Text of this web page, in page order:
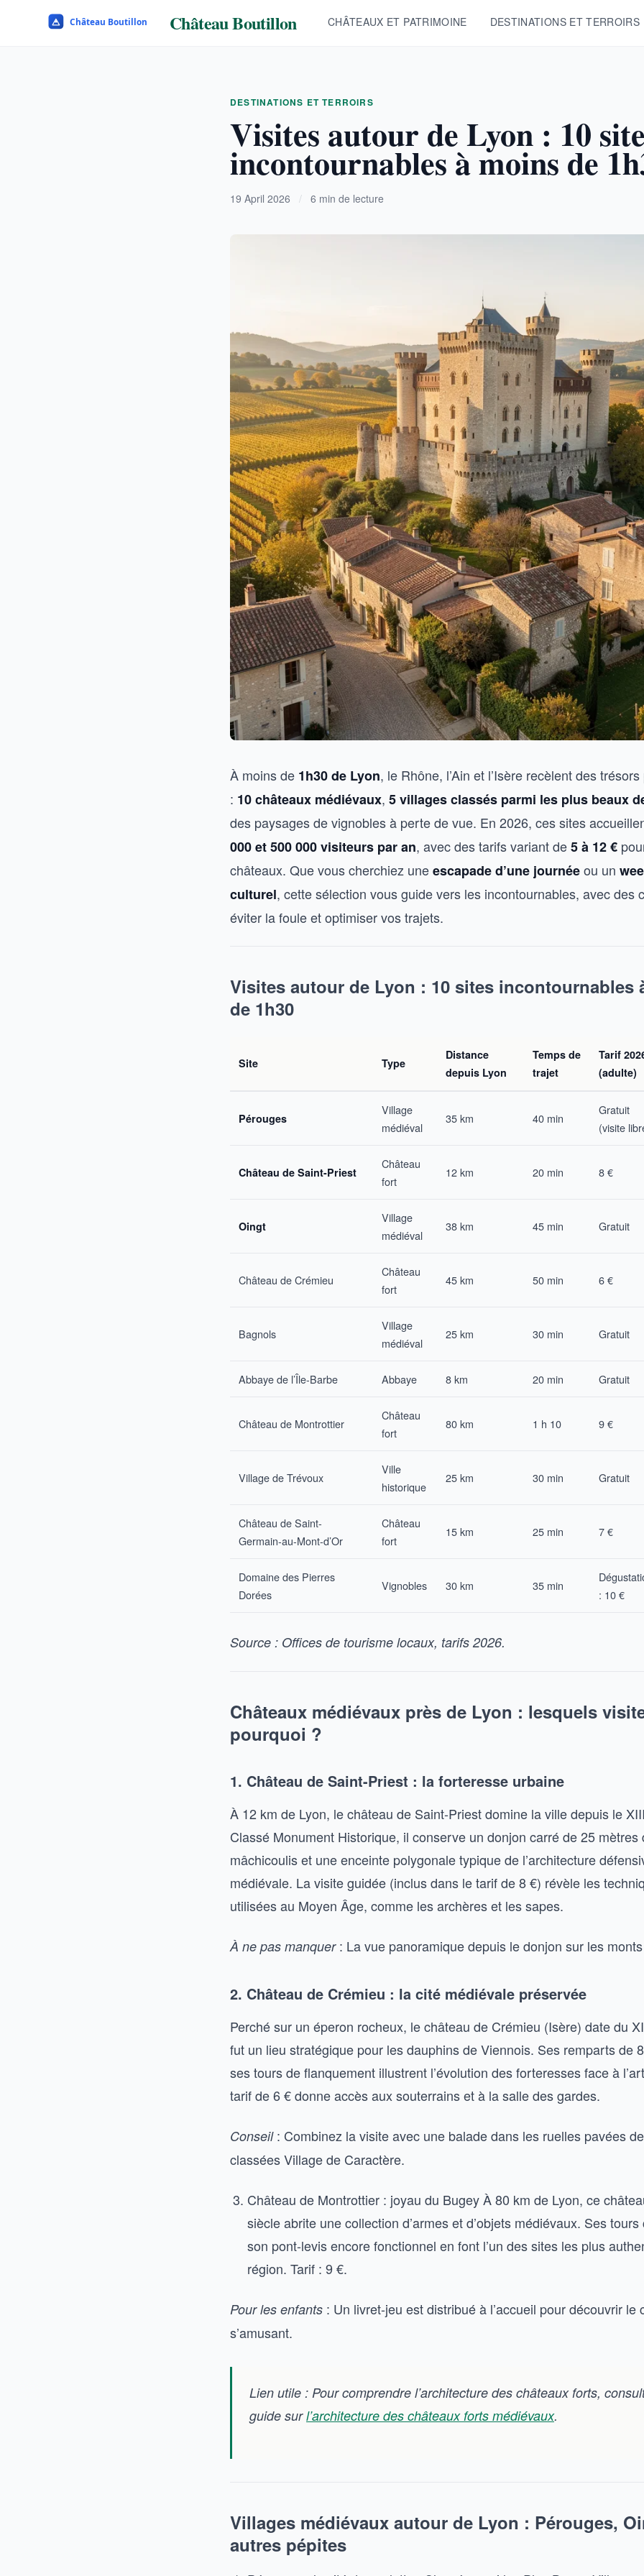
Château Boutillon CHÂTEAUX ET PATRIMOINE DESTINATIONS ET TERROIRS
DESTINATIONS ET TERROIRS
Visites autour de Lyon : 10
incontournables à moins de
19 April 2026 / 6 min de lecture
À moins de 1h30 de Lyon, le Rhône, l’Ain et l’Isère recèlent des
: 10 châteaux médiévaux, 5 villages classés parmi les plus beaux
des paysages de vignobles à perte de vue. En 2026, ces sites
000 et 500 000 visiteurs par an, avec des tarifs variant de5 à 12 €
châteaux. Que vous cherchiez uneescapade d’une journéeou un
culturel, cette sélection vous guide vers les incontournables, avec des
éviter la foule et optimiser vos trajets.
Visites autour de Lyon : 10 sites incontournables
de 1h30
Site Type
Distance
depuis Lyon
Temps de
trajet
Tarif
(adulte)
Pérouges
Village
médiéval
35 km 40 min
Gratuit
(visite
Château de Saint-Priest
Château
fort
12 km 20 min 8 €
Oingt
Village
médiéval
38 km 45 min Gratuit
Château de Crémieu
Château
fort
45 km 50 min 6 €
Bagnols
Village
médiéval
25 km 30 min Gratuit
Abbaye de l’Île-Barbe Abbaye 8 km 20 min Gratuit
Château de Montrottier
Château
fort
80 km 1 h 10 9 €
Village de Trévoux
Ville
historique
25 km 30 min Gratuit
Château de Saint-
Germain-au-Mont-d’Or
Château
fort
15 km 25 min 7 €
Domaine des Pierres
Dorées
Vignobles 30 km 35 min
: 10 €
Source : Offices de tourisme locaux, tarifs 2026.
Châteaux médiévaux près de Lyon : lesquels
pourquoi ?
1. Château de Saint-Priest : la forteresse urbaine
À 12 km de Lyon, le château de Saint-Priest domine la ville depuis le
Classé Monument Historique, il conserve un donjon carré de 25 mètres
mâchicoulis et une enceinte polygonale typique de l’architecture
médiévale. La visite guidée (inclus dans le tarif de 8 €) révèle les
utilisées au Moyen Âge, comme les archères et les sapes.
À ne pas manquer: La vue panoramique depuis le donjon sur les
2. Château de Crémieu : la cité médiévale préservée
Perché sur un éperon rocheux, le château de Crémieu (Isère) date du
fut un lieu stratégique pour les dauphins de Viennois. Ses remparts de
ses tours de flanquement illustrent l’évolution des forteresses face à
tarif de 6 € donne accès aux souterrains et à la salle des gardes.
Conseil: Combinez la visite avec une balade dans les ruelles pavées
classées Village de Caractère.
Château de Montrottier : joyau du Bugey À 80 km de Lyon, ce
siècle abrite une collection d’armes et d’objets médiévaux. Ses
son pont-levis encore fonctionnel en font l’un des sites les plus
région. Tarif : 9 €.
Pour les enfants : Un livret-jeu est distribué à l’accueil pour découvrir le
s’amusant.
Lien utile : Pour comprendre l’architecture des châteaux forts,
guide surl’architecture des châteaux forts médiévaux.
Villages médiévaux autour de Lyon : Pérouges,
autres pépites